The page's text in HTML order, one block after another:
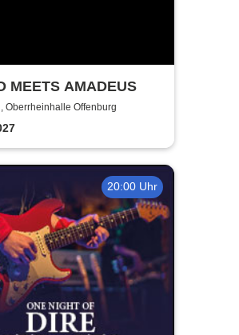
MEETS AMADEUS
Oberrheinhalle Offenburg
20:00 Uhr